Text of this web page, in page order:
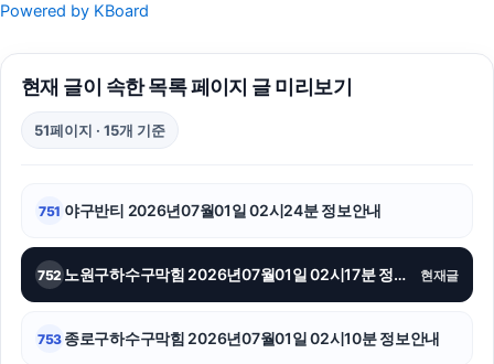
수원법무법인
중랑하수구막힘
서초이혼전문변호사
Powered by KBoard
현재 글이 속한 목록 페이지 글 미리보기
51페이지 · 15개 기준
751 야구반티 2026년07월01일 02시24분 정보안내
752 노원구하수구막힘 2026년07월01일 02시17분 정보안내 현재글
753 종로구하수구막힘 2026년07월01일 02시10분 정보안내